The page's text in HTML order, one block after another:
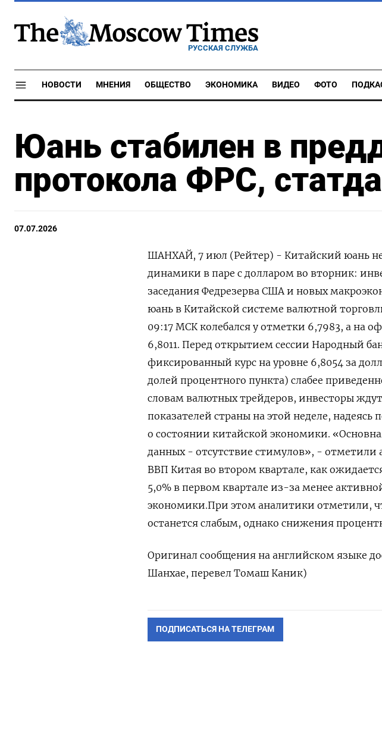
РУССКАЯ СЛУЖБА
НОВОСТИ МНЕНИЯ ОБЩЕСТВО ЭКОНОМИКА ВИДЕО ФОТО
Юань стабилен в
протокола ФРС,
07.07.2026
ШАНХАЙ, 7 июл (Рейтер) - Китайский юань
динамики в паре с долларом во вторник:
заседания Федрезерва США и новых
юань в Китайской системе ​валютной
09:17 ⁠МСК колебался у отметки 6,7983, ‌а на
6,8011. Перед открытием сессии ​Народный
фиксированный курс ‌на уровне 6,8054 за
долей процентного пункта) слабее
словам валютных трейдеров, инвесторы
показателей страны на ​этой неделе, ​надеясь
о состоянии китайской экономики.
данных - отсутствие стимулов», - отметили
ВВП Китая во втором квартале, как
5,0% в первом квартале из-за менее
экономики.При этом аналитики отметили,
останется слабым, ‌однако снижения
Оригинал сообщения на английском языке
‌Шанхае, перевел Томаш Каник)
ПОДПИСАТЬСЯ НА ТЕЛЕГРАМ